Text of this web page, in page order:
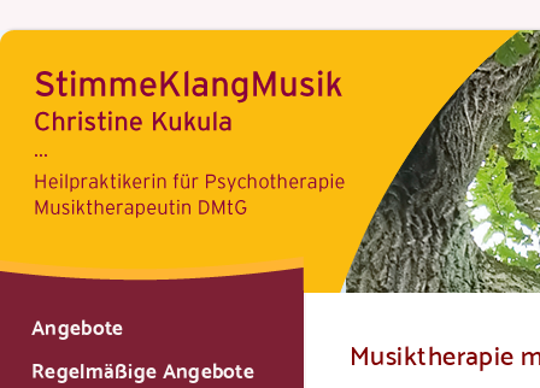
Angebote
Regelmäßige Angebote
Musiktherapie